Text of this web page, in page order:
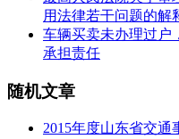
用法律若干问题的解
车辆买卖未办理过户
承担责任
随机文章
2015年度山东省交通